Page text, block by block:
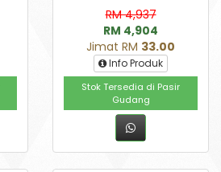
RM 4,937
RM 4,904
Jimat RM 33.00
Info Produk
Stok Tersedia di Pasir
Gudang